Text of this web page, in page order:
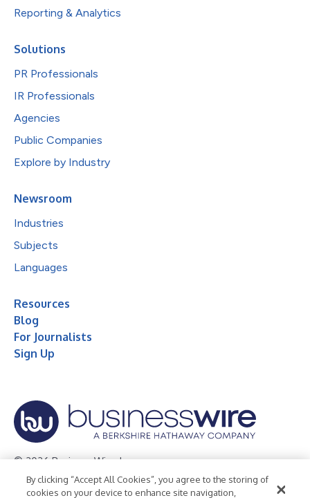
Reporting & Analytics
Solutions
PR Professionals
IR Professionals
Agencies
Public Companies
Explore by Industry
Newsroom
Industries
Subjects
Languages
Resources
Blog
For Journalists
Sign Up
© 2026 Business Wire, Inc.
Privacy Policy Cookie Policy Accessibility Statement
By clicking “Accept All Cookies”, you agree to the storing of
cookies on your device to enhance site navigation,